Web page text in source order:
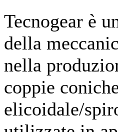
Tecnogear è
della
nella
coppie
elicoidale/